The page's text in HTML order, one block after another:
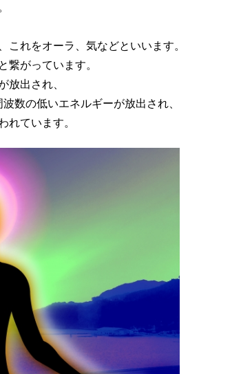
これをオーラ、気などといいます。
繋がっています。
放出され、
数の低いエネルギーが放出され、
れています。